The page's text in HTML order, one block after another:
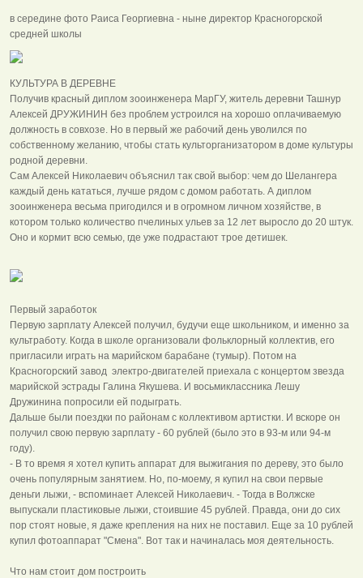
в середине фото Раиса Георгиевна - ныне директор Красногорской
средней школы
КУЛЬТУРА В ДЕРЕВНЕ
Получив красный диплом зооинженера МарГУ, житель деревни Ташнур
Алексей ДРУЖИНИН без проблем устроился на хорошо оплачиваемую
должность в совхозе. Но в первый же рабочий день уволился по
собственному желанию, чтобы стать культорганизатором в доме культуры
родной деревни.
Сам Алексей Николаевич объяснил так свой выбор: чем до Шелангера
каждый день кататься, лучше рядом с домом работать. А диплом
зооинженера весьма пригодился и в огромном личном хозяйстве, в
котором только количество пчелиных ульев за 12 лет выросло до 20 штук.
Оно и кормит всю семью, где уже подрастают трое детишек.
Первый заработок
Первую зарплату Алексей получил, будучи еще школьником, и именно за
культработу. Когда в школе организовали фольклорный коллектив, его
пригласили играть на марийском барабане (тyмыр). Потом на
Красногорский завод электро-двигателей приехала с концертом звезда
марийской эстрады Галина Якушева. И восьмиклассника Лешу
Дружинина попросили ей подыграть.
Дальше были поездки по районам с коллективом артистки. И вскоре он
получил свою первую зарплату - 60 рублей (было это в 93-м или 94-м
году).
- В то время я хотел купить аппарат для выжигания по дереву, это было
очень популярным занятием. Но, по-моему, я купил на свои первые
деньги лыжи, - вспоминает Алексей Николаевич. - Тогда в Волжске
выпускали пластиковые лыжи, стоившие 45 рублей. Правда, они до сих
пор стоят новые, я даже крепления на них не поставил. Еще за 10 рублей
купил фотоаппарат "Смена". Вот так и начиналась моя деятельность.
Что нам стоит дом построить